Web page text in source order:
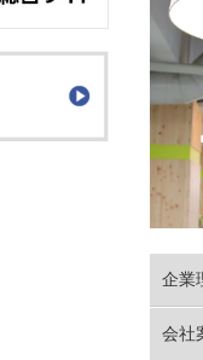
企業
会社